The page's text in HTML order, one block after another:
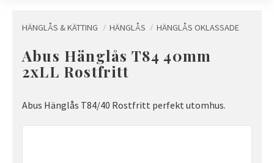
HÄNGLÅS & KÄTTING HÄNGLÅS HÄNGLÅS OKLASSADE
Abus Hänglås T84 40mm
2xLL Rostfritt
Abus Hänglås T84/40 Rostfritt perfekt utomhus.